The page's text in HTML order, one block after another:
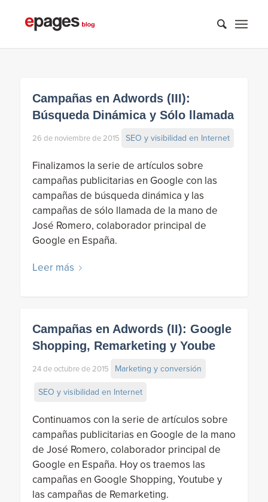
Campañas en Adwords (III):
Búsqueda Dinámica y Sólo llamada
26 de noviembre de 2015 SEO y visibilidad en Internet
Finalizamos la serie de artículos sobre
campañas publicitarias en Google con las
campañas de búsqueda dinámica y las
campañas de sólo llamada de la mano de
José Romero, colaborador principal de
Google en España.
Leer más
Campañas en Adwords (II): Google
Shopping, Remarketing y Yoube
24 de octubre de 2015 Marketing y conversión
SEO y visibilidad en Internet
Continuamos con la serie de artículos sobre
campañas publicitarias en Google de la mano
de José Romero, colaborador principal de
Google en España. Hoy os traemos las
campañas en Google Shopping, Youtube y
las campañas de Remarketing.